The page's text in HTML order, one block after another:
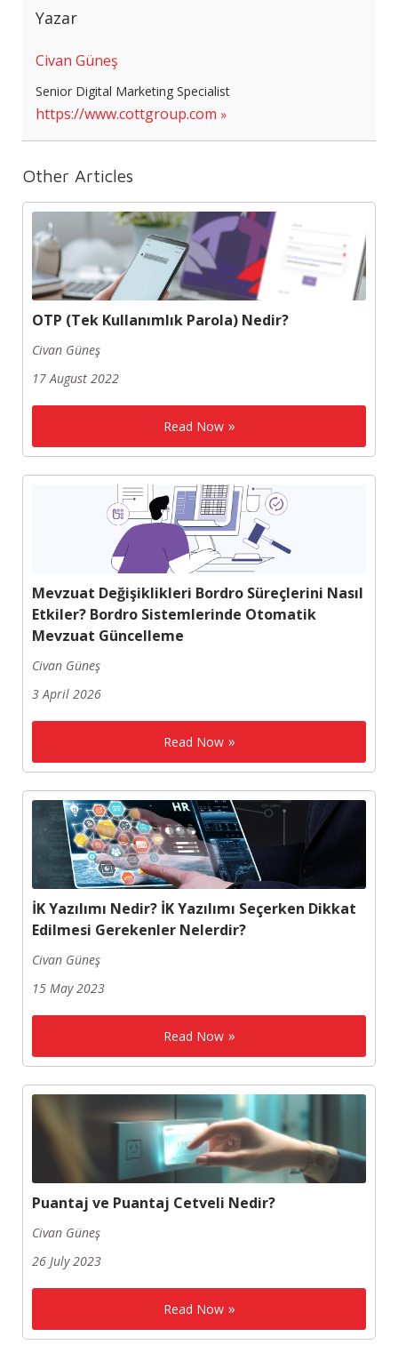
Yazar
Civan Güneş
Senior Digital Marketing Specialist
https://www.cottgroup.com
Other Articles
OTP (Tek Kullanımlık Parola) Nedir?
Civan Güneş
17 August 2022
Read Now
Mevzuat Değişiklikleri Bordro Süreçlerini Nasıl
Etkiler? Bordro Sistemlerinde Otomatik
Mevzuat Güncelleme
Civan Güneş
3 April 2026
Read Now
İK Yazılımı Nedir? İK Yazılımı Seçerken Dikkat
Edilmesi Gerekenler Nelerdir?
Civan Güneş
15 May 2023
Read Now
Puantaj ve Puantaj Cetveli Nedir?
Civan Güneş
26 July 2023
Read Now